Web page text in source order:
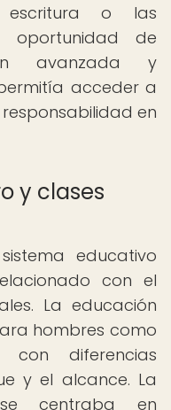
escritura o las
oportunidad de
avanzada y
acceder a
en
y clases
educativo
con el
La educación
hombres como
con diferencias
y el alcance. La
centraba en